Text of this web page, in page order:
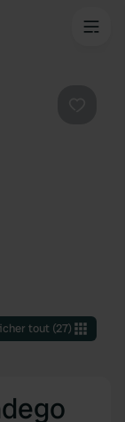
tout(27)